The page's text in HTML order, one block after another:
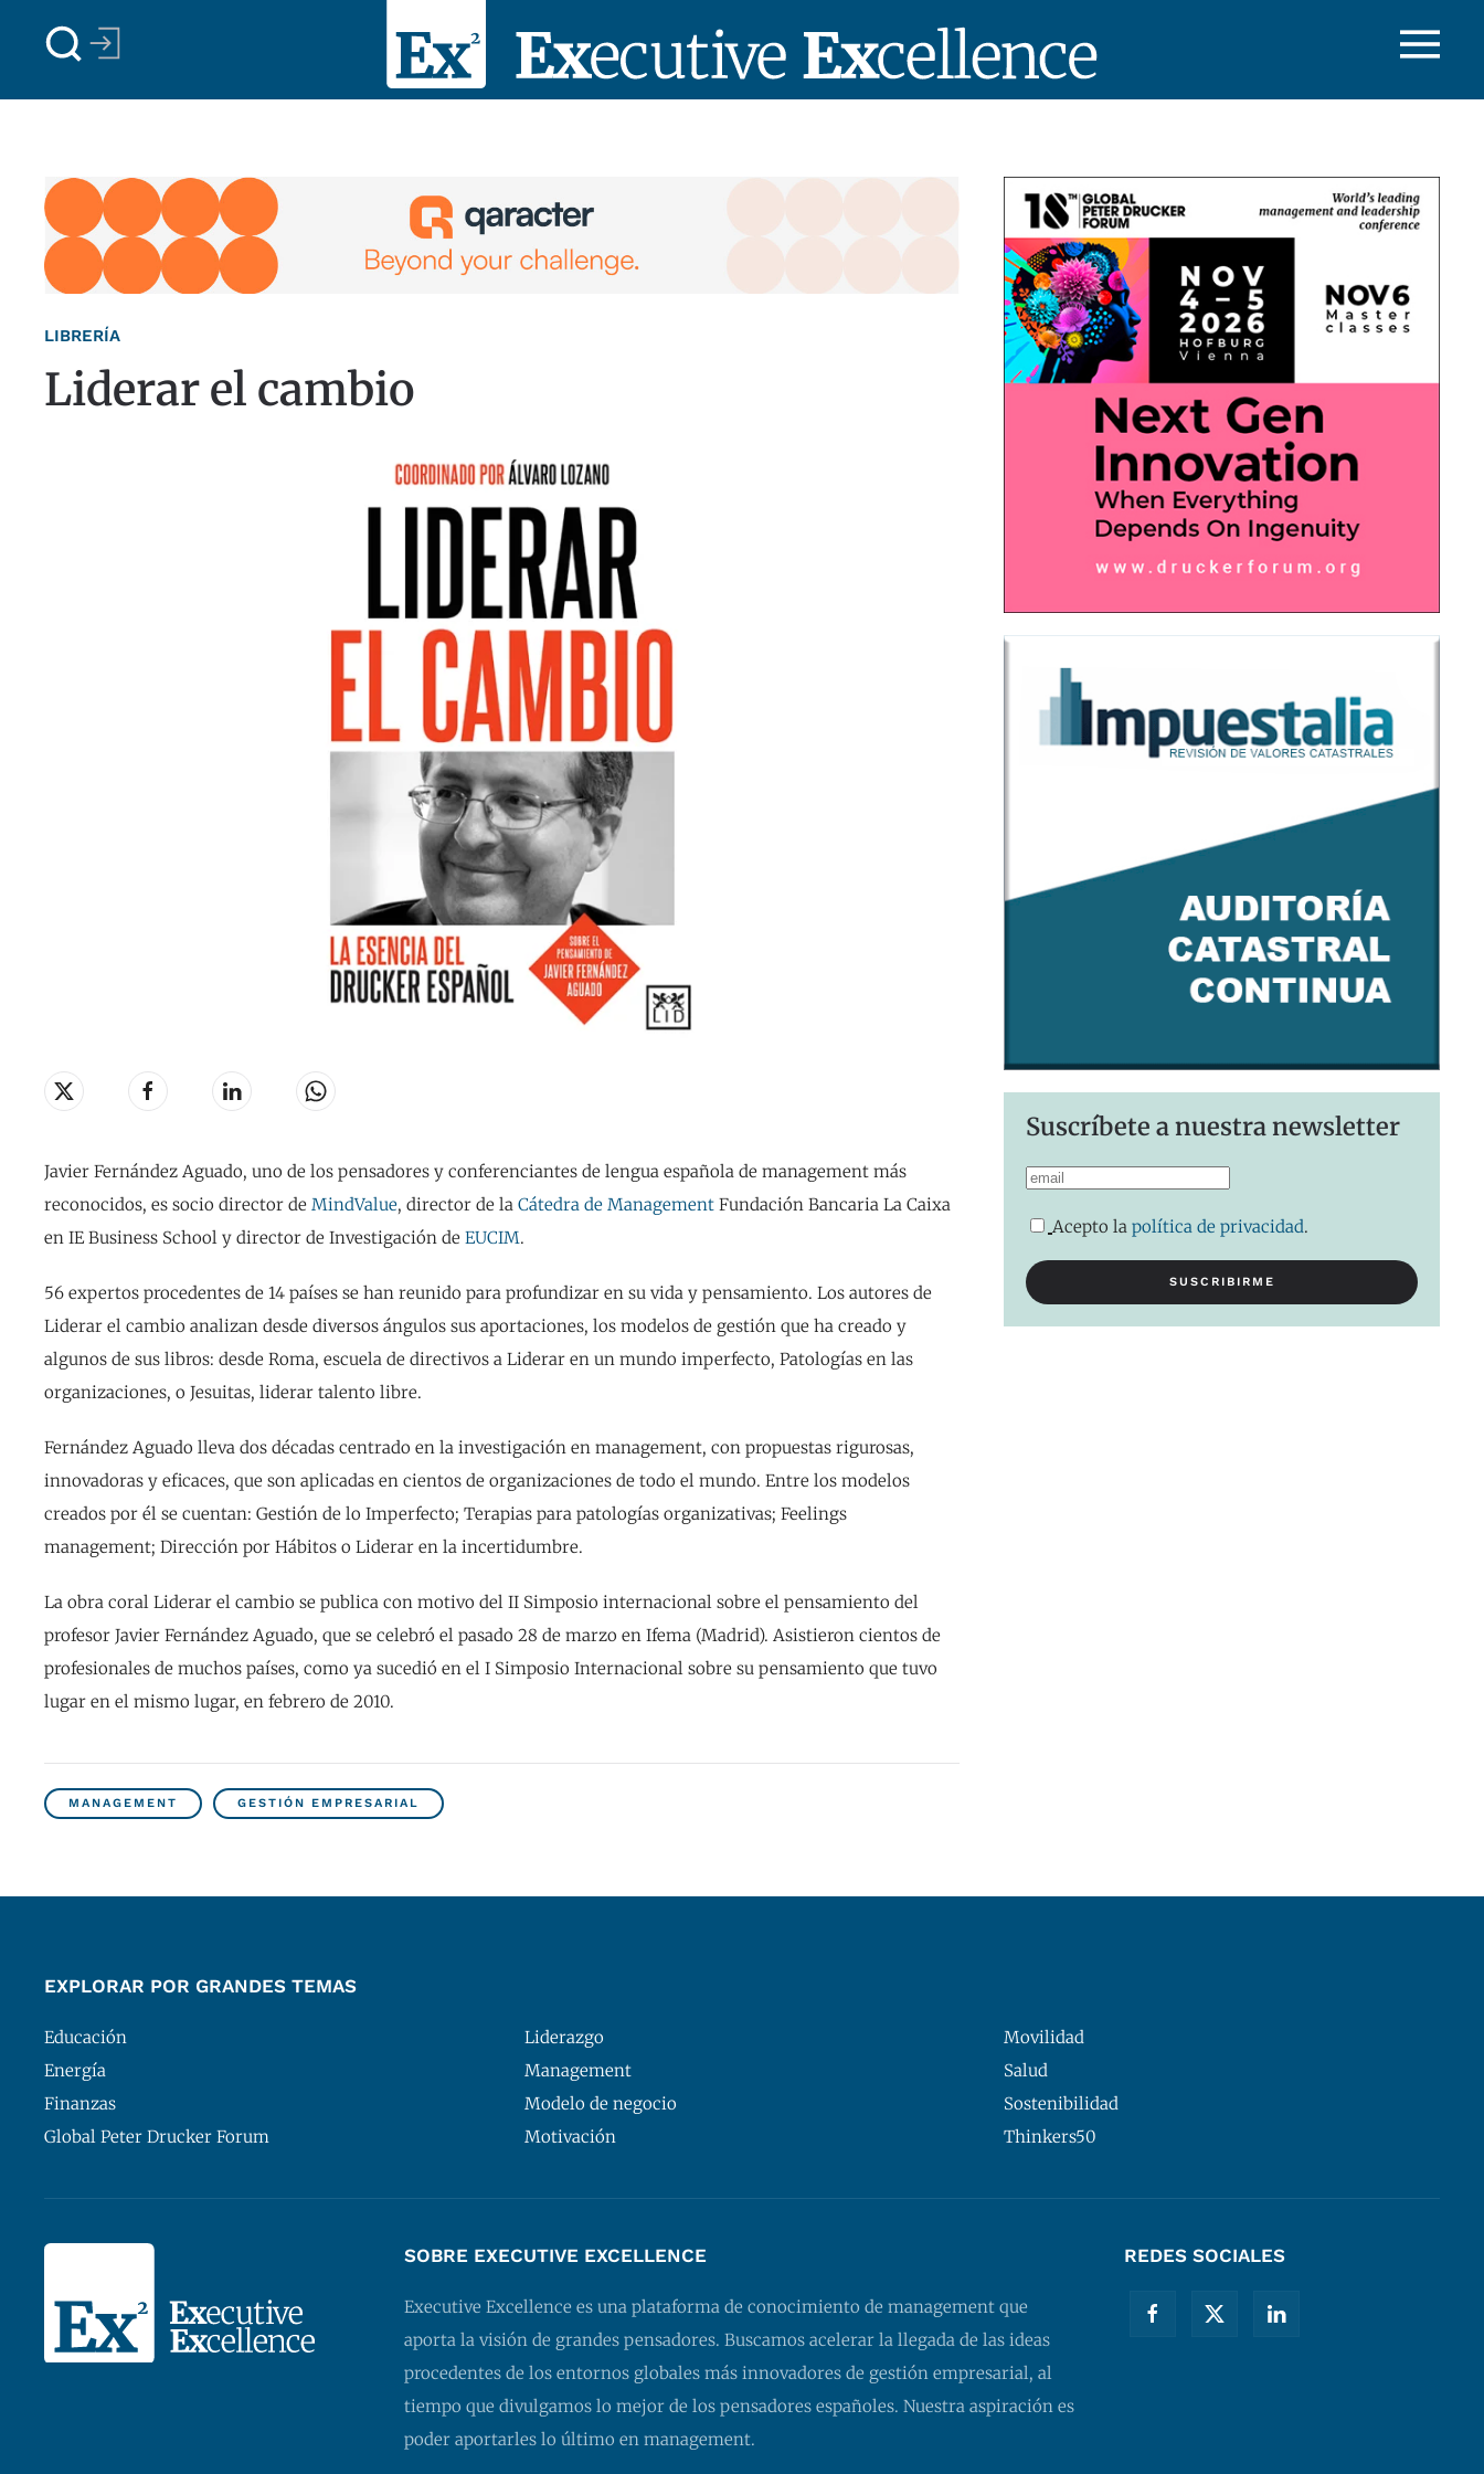
Skip to main content
LIBRERÍA
Liderar el cambio
Javier Fernández Aguado, uno de los pensadores y conferenciantes de lengua española de management más
reconocidos, es socio director de MindValue, director de la Cátedra de Management Fundación Bancaria La Caixa
en IE Business School y director de Investigación de EUCIM.
56 expertos procedentes de 14 países se han reunido para profundizar en su vida y pensamiento. Los autores de
Liderar el cambio analizan desde diversos ángulos sus aportaciones, los modelos de gestión que ha creado y
algunos de sus libros: desde Roma, escuela de directivos a Liderar en un mundo imperfecto, Patologías en las
organizaciones, o Jesuitas, liderar talento libre.
Fernández Aguado lleva dos décadas centrado en la investigación en management, con propuestas rigurosas,
innovadoras y eficaces, que son aplicadas en cientos de organizaciones de todo el mundo. Entre los modelos
creados por él se cuentan: Gestión de lo Imperfecto; Terapias para patologías organizativas; Feelings
management; Dirección por Hábitos o Liderar en la incertidumbre.
La obra coral Liderar el cambio se publica con motivo del II Simposio internacional sobre el pensamiento del
profesor Javier Fernández Aguado, que se celebró el pasado 28 de marzo en Ifema (Madrid). Asistieron cientos de
profesionales de muchos países, como ya sucedió en el I Simposio Internacional sobre su pensamiento que tuvo
lugar en el mismo lugar, en febrero de 2010.
MANAGEMENT GESTIÓN EMPRESARIAL
Suscríbete a nuestra newsletter
Acepto lapolítica de privacidad.
EXPLORAR POR GRANDES TEMAS
Educación
Energía
Finanzas
Global Peter Drucker Forum
Liderazgo
Management
Modelo de negocio
Motivación
Movilidad
Salud
Sostenibilidad
Thinkers50
SOBRE EXECUTIVE EXCELLENCE
Executive Excellence es una plataforma de conocimiento de management que
aporta la visión de grandes pensadores. Buscamos acelerar la llegada de las ideas
procedentes de los entornos globales más innovadores de gestión empresarial, al
tiempo que divulgamos lo mejor de los pensadores españoles. Nuestra aspiración es
poder aportarles lo último en management.
REDES SOCIALES